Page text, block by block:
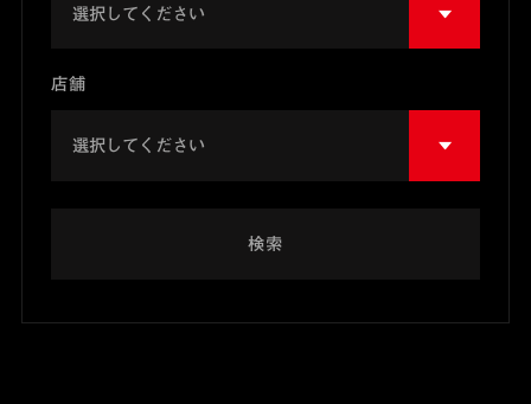
店舗
検索